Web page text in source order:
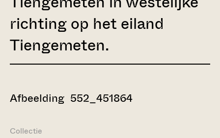
richting op het eiland
Tiengemeten.
Afbeelding 552_451864
Collectie